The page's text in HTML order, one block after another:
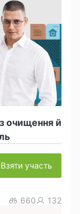
очищення й
Взяти участь
660 132